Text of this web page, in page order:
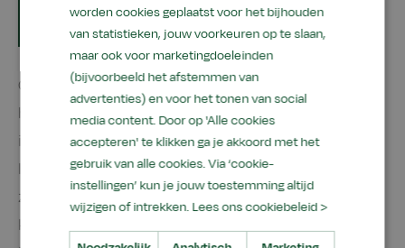
Op vrijdag 11 juli stond Aeres VMBO Nijkerk volledig in
het teken van solidariteit. Tijdens een grootschalige
inzamelactie voor de Voedselbank Nijkerk zetten
leerlingen, ouders, medewerkers en buurtbewoners
zich samen in voor mensen die tijdelijk extra hulp
kunnen gebruiken. Het resultaat? Een
worden cookies geplaatst voor het bijhouden
van statistieken, jouw voorkeuren op te slaan,
maar ook voor marketingdoeleinden
(bijvoorbeeld het afstemmen van
advertenties) en voor het tonen van social
media content. Door op 'Alle cookies
accepteren' te klikken ga je akkoord met het
gebruik van alle cookies. Via ‘cookie-
instellingen’ kun je jouw toestemming altijd
wijzigen of intrekken. Lees ons cookiebeleid >